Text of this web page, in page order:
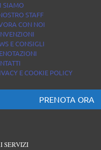
SIAMO
STAFF
CON NOI
E CONSIGLI
E COOKIE POLICY
PRENOTA ORA
SERVIZI